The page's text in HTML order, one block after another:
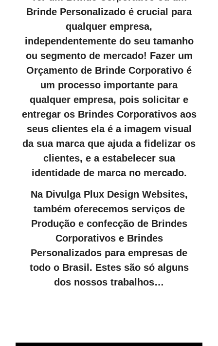
Brinde Personalizado é crucial para
qualquer empresa,
independentemente do seu tamanho
ou segmento de mercado! Fazer um
Orçamento de Brinde Corporativo é
um processo importante para
qualquer empresa, pois solicitar e
entregar os Brindes Corporativos aos
seus clientes ela é a imagem visual
da sua marca que ajuda a fidelizar os
clientes, e a estabelecer sua
identidade de marca no mercado.
Na Divulga Plux Design Websites,
também oferecemos serviços de
Produção e confecção de Brindes
Corporativos e Brindes
Personalizados para empresas de
todo o Brasil. Estes são só alguns
dos nossos trabalhos…